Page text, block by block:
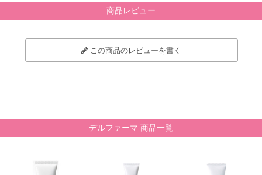
商品レビュー
この商品のレビューを書く
デルファーマ 商品一覧